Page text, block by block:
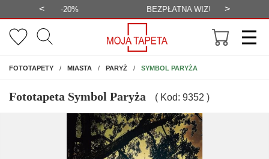
< BEZPŁATNA WIZUALIZACJA >
FOTOTAPETYNA ŚCIANĘ
MIASTA PARYŻ SYMBOL PARYŻA
Fototapeta Symbol Paryża ( Kod: 9352 )